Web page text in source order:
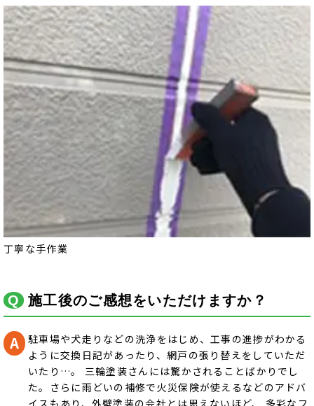
丁寧な手作業
施工後のご感想をいただけますか？
駐車場や犬走りなどの洗浄をはじめ、工事の進捗がわかる
ように交換日記があったり、網戸の張り替えをしていただ
いたり…。 三輪塗装さんには驚かされることばかりでし
た。さらに雨どいの補修で火災保険が使えるなどのアドバ